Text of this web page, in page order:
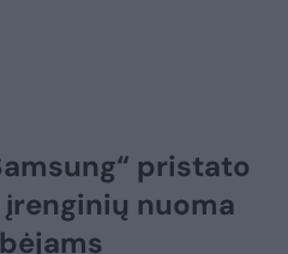
pristato
nuoma